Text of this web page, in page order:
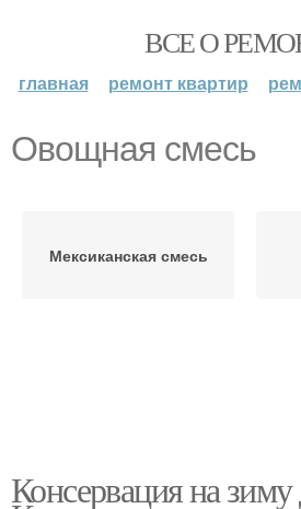
ВСЕ О
главная ремонт квартир
Овощная смесь
Мексиканская смесь
Консервация на